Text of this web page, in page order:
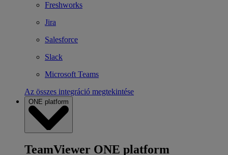
Freshworks
Jira
Salesforce
Slack
Microsoft Teams
Az összes integráció megtekintése
ONE platform
TeamViewer ONE platform